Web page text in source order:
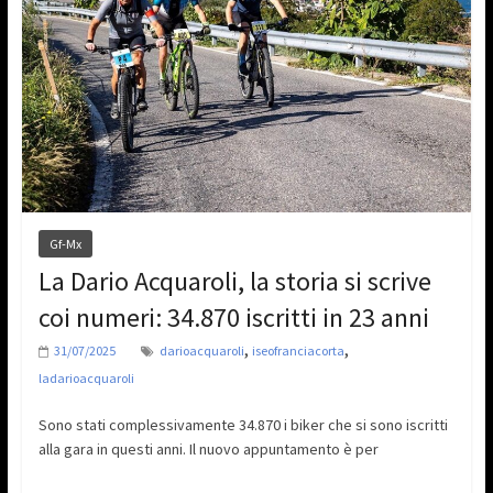
Gf-Mx
La Dario Acquaroli, la storia si scrive
coi numeri: 34.870 iscritti in 23 anni
31/07/2025 darioacquaroli, iseofranciacorta,
ladarioacquaroli
Sono stati complessivamente 34.870 i biker che si sono iscritti
alla gara in questi anni. Il nuovo appuntamento è per